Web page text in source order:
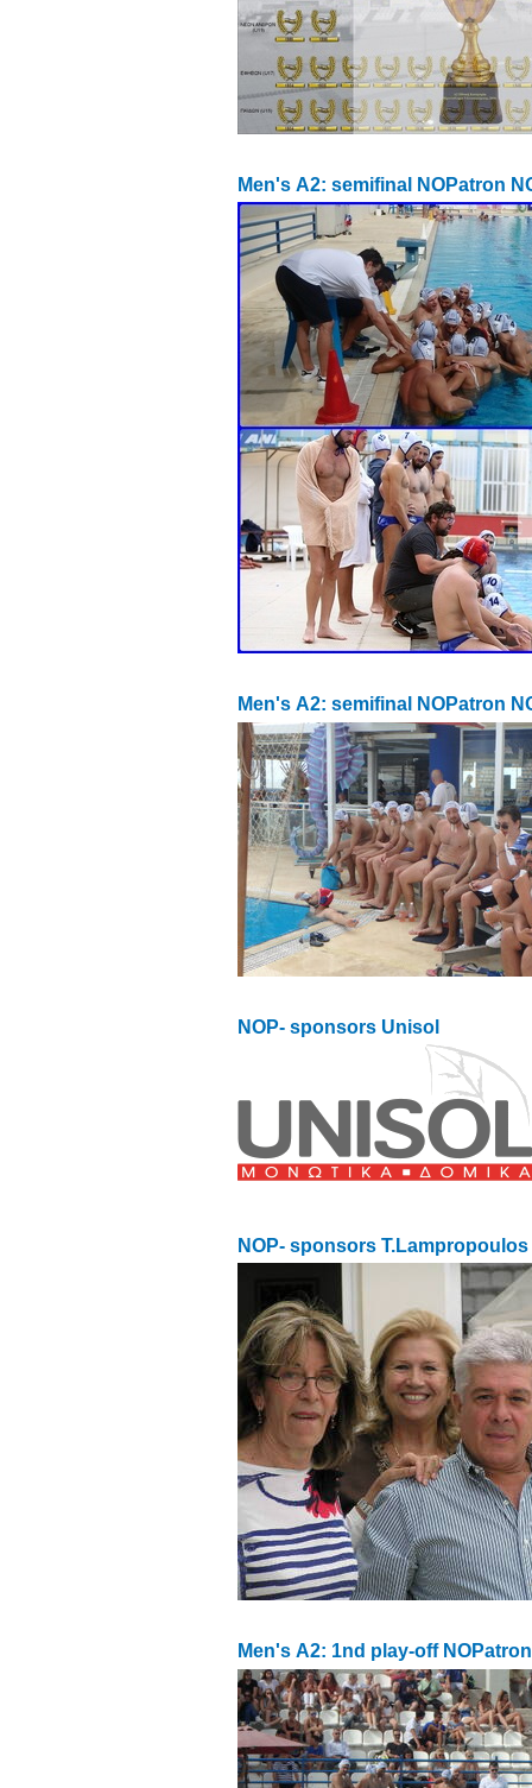
Men's Α2: semifinal NOPatron
Men's Α2: semifinal NOPatron
NOP- sponsors Unisol
NOP- sponsors T.Lampropoulos
Men's Α2: 1nd play-off